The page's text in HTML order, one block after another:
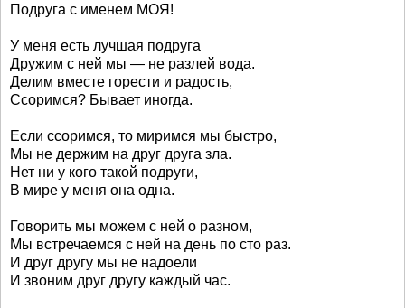
Подруга с именем МОЯ!
У меня есть лучшая подруга
Дружим с ней мы — не разлей вода.
Делим вместе горести и радость,
Ссоримся? Бывает иногда.
Если ссоримся, то миримся мы быстро,
Мы не держим на друг друга зла.
Нет ни у кого такой подруги,
В мире у меня она одна.
Говорить мы можем с ней о разном,
Мы встречаемся с ней на день по сто раз.
И друг другу мы не надоели
И звоним друг другу каждый час.